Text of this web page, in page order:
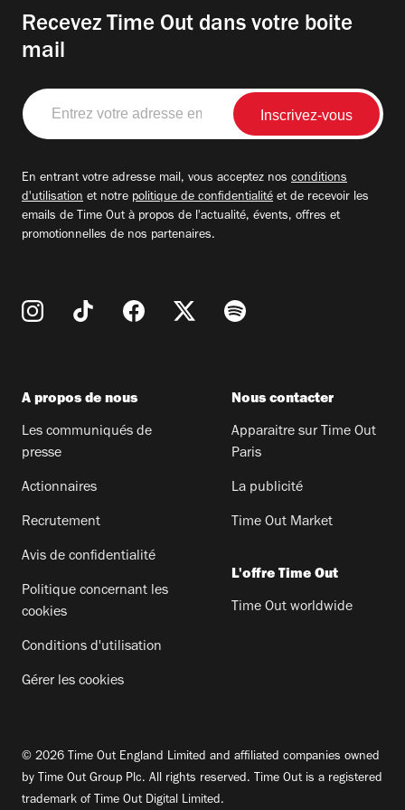
Recevez Time Out dans votre boite
mail
Entrez
votre
adresse
En entrant votre adresse mail, vous acceptez nos conditions
d'utilisation et notre politique de confidentialité et de recevoir les
emails de Time Out à propos de l'actualité, évents, offres et
promotionnelles de nos partenaires.
A propos de nous
Les communiqués de
presse
Actionnaires
Recrutement
Avis de confidentialité
Politique concernant les
cookies
Conditions d'utilisation
Gérer les cookies
Nous contacter
Apparaitre sur Time Out
Paris
La publicité
Time Out Market
L'offre Time Out
Time Out worldwide
© 2026 Time Out England Limited and affiliated companies owned
by Time Out Group Plc. All rights reserved. Time Out is a registered
trademark of Time Out Digital Limited.